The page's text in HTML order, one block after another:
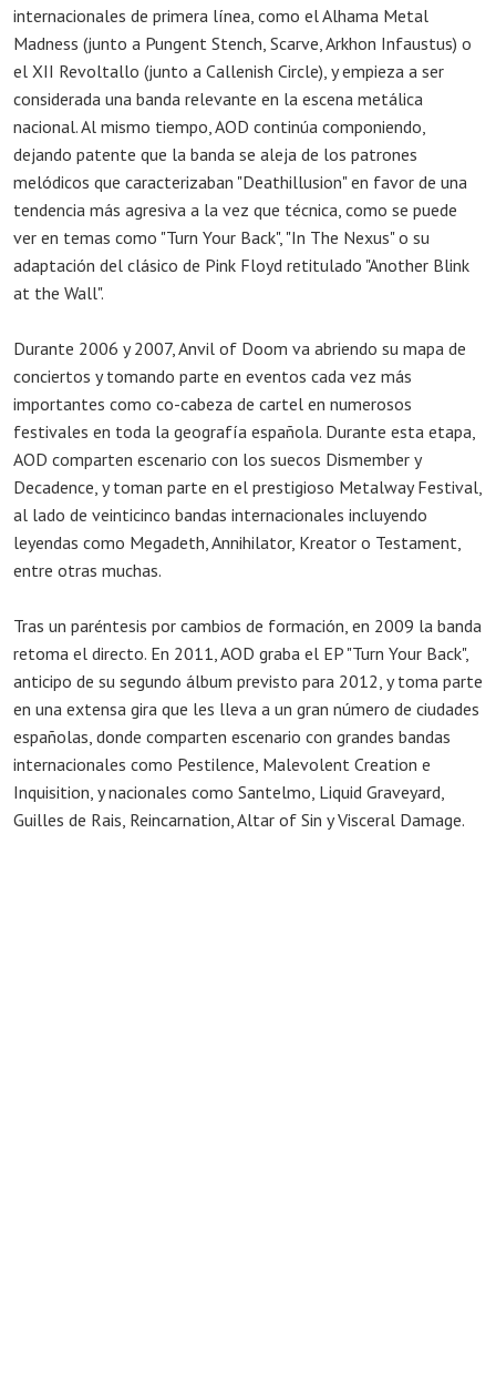
internacionales de primera línea, como el Alhama Metal
Madness (junto a Pungent Stench, Scarve, Arkhon Infaustus) o
el XII Revoltallo (junto a Callenish Circle), y empieza a ser
considerada una banda relevante en la escena metálica
nacional. Al mismo tiempo, AOD continúa componiendo,
dejando patente que la banda se aleja de los patrones
melódicos que caracterizaban "Deathillusion" en favor de una
tendencia más agresiva a la vez que técnica, como se puede
ver en temas como "Turn Your Back", "In The Nexus" o su
adaptación del clásico de Pink Floyd retitulado "Another Blink
at the Wall".
Durante 2006 y 2007, Anvil of Doom va abriendo su mapa de
conciertos y tomando parte en eventos cada vez más
importantes como co-cabeza de cartel en numerosos
festivales en toda la geografía española. Durante esta etapa,
AOD comparten escenario con los suecos Dismember y
Decadence, y toman parte en el prestigioso Metalway Festival,
al lado de veinticinco bandas internacionales incluyendo
leyendas como Megadeth, Annihilator, Kreator o Testament,
entre otras muchas.
Tras un paréntesis por cambios de formación, en 2009 la banda
retoma el directo. En 2011, AOD graba el EP "Turn Your Back",
anticipo de su segundo álbum previsto para 2012, y toma parte
en una extensa gira que les lleva a un gran número de ciudades
españolas, donde comparten escenario con grandes bandas
internacionales como Pestilence, Malevolent Creation e
Inquisition, y nacionales como Santelmo, Liquid Graveyard,
Guilles de Rais, Reincarnation, Altar of Sin y Visceral Damage.